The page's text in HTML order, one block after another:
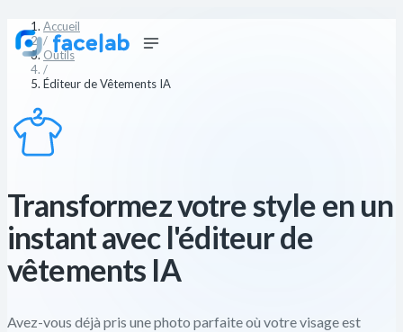
Accueil
/
Outils
/
Éditeur de Vêtements IA
Transformez votre style en un
instant avec l'éditeur de
vêtements IA
Avez-vous déjà pris une photo parfaite où votre visage est